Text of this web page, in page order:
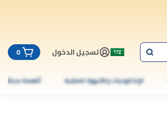
تسجيل الدخول 0
الإلكترونيات والأجهزة المنزلية أطعمة مجمّدة